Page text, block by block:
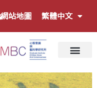
網站地圖 繁體中文